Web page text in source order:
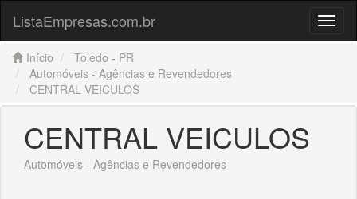
Menu
ListaEmpresas.com.br
Início
Toledo - PR
Automóveis - Agências e Revendedores
CENTRAL VEICULOS
CENTRAL VEICULOS
Automóveis - Agências e Revendedores